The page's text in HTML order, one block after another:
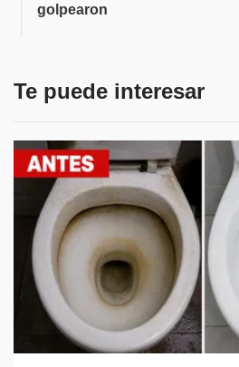
golpearon
Te puede interesar